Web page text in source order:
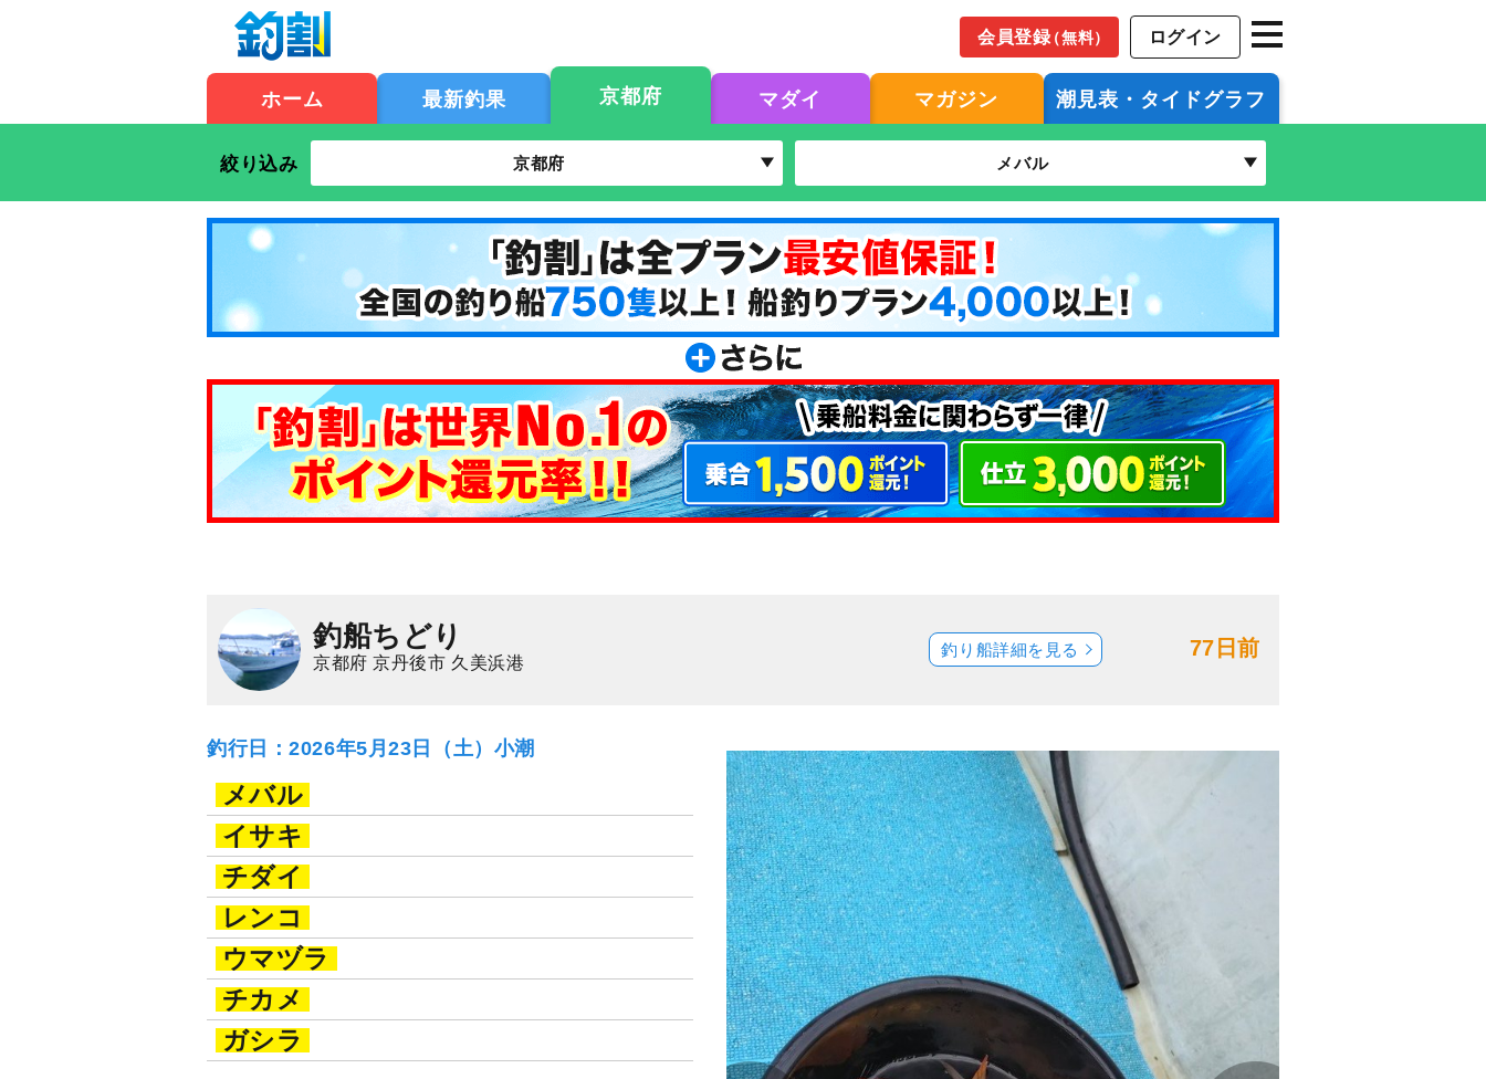
会員登録（無料） ログイン
ホーム 最新釣果 京都府 マダイ マガジン 潮見表・タイドグラフ
絞り込み 京都府 メバル
釣船ちどり
京都府 京丹後市 久美浜港
77日前
釣り船詳細を見る
釣行日：2026年5月23日（土）小潮
メバル
イサキ
チダイ
レンコ
ウマヅラ
チカメ
ガシラ